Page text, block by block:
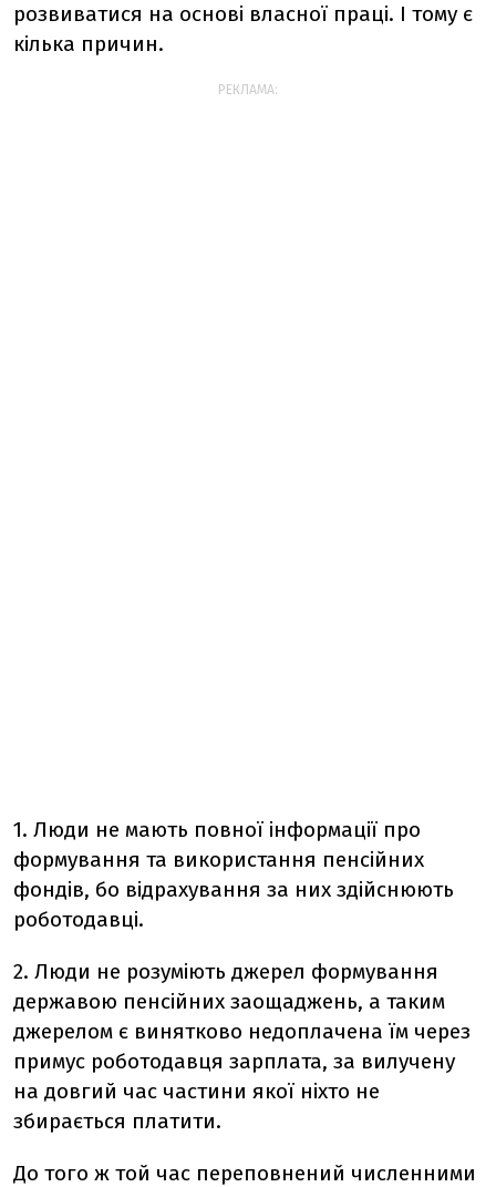
розвиватися на основі власної праці. І тому є
кілька причин.
РЕКЛАМА:
1. Люди не мають повної інформації про
формування та використання пенсійних
фондів, бо відрахування за них здійснюють
роботодавці.
2. Люди не розуміють джерел формування
державою пенсійних заощаджень, а таким
джерелом є винятково недоплачена їм через
примус роботодавця зарплата, за вилучену
на довгий час частини якої ніхто не
збирається платити.
До того ж той час переповнений численними